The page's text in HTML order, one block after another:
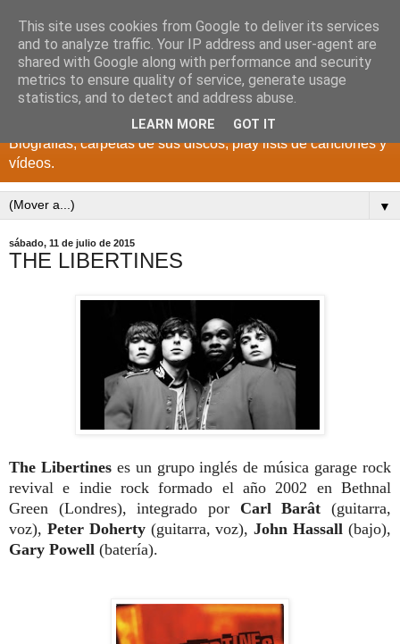
DISCOS PARA EL
RECUERDO
CANTANTES Y GRUPOS DE LOS AÑOS 1950 a 2022.
Biografías, carpetas de sus discos, play lists de canciones y
vídeos.
▼
sábado, 11 de julio de 2015
THE LIBERTINES
The Libertineses un grupo inglés de música garage rock
revival e indie rock formado el año 2002 en Bethnal
Green (Londres), integrado por Carl Barât(guitarra,
voz), Peter Doherty (guitarra, voz),John Hassall(bajo),
Gary Powell (batería).
This site uses cookies from Google to deliver its services
and to analyze traffic. Your IP address and user-agent are
shared with Google along with performance and security
metrics to ensure quality of service, generate usage
statistics, and to detect and address abuse.
LEARN MORE GOT IT